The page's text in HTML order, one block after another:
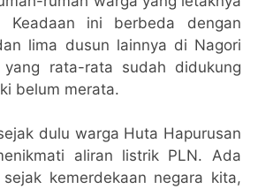
Keadaan ini berbeda dengan
lima dusun lainnya di Nagori
yang rata-rata sudah didukung
belum merata.
dulu warga Huta Hapurusan
aliran listrik PLN. Ada
kemerdekaan negara kita,